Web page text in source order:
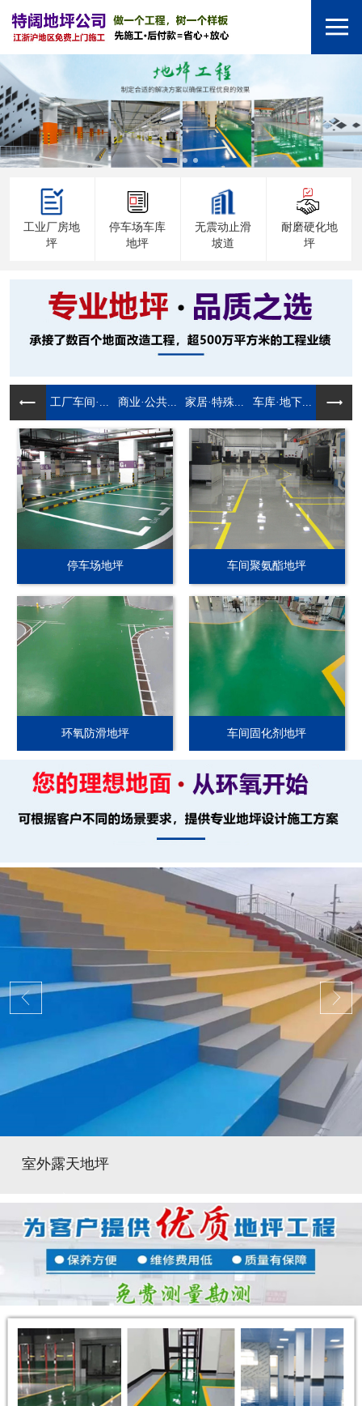
工业厂房地
坪
停车场车库
地坪
无震动止滑
坡道
耐磨硬化地
坪
工厂车间·... 商业·公共... 家居·特殊... 车库·地下...
停车场地坪 车间聚氨酯地坪
环氧防滑地坪 车间固化剂地坪
室外露天地坪